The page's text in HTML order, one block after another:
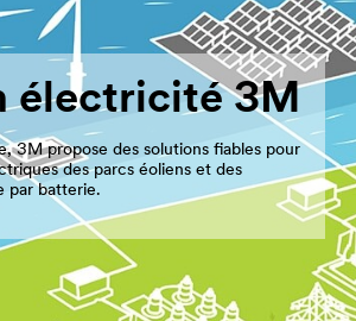
électricité 3M
3M propose des solutions fiables pour
des parcs éoliens et des
par batterie.